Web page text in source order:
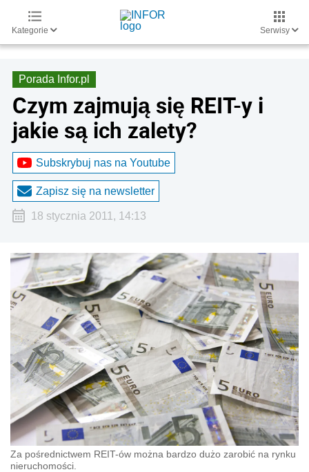
Kategorie Serwisy
Porada Infor.pl
Czym zajmują się REIT-y i
jakie są ich zalety?
Subskrybuj nas na Youtube
Zapisz się na newsletter
18 stycznia 2011, 14:13
Za pośrednictwem REIT-ów można bardzo dużo zarobić na rynku
nieruchomości.